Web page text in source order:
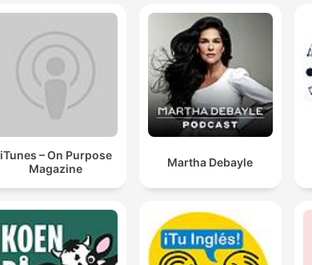
iTunes – On Purpose
Magazine
Martha Debayle